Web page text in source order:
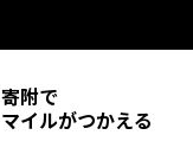
寄附で
マイルがつかえる